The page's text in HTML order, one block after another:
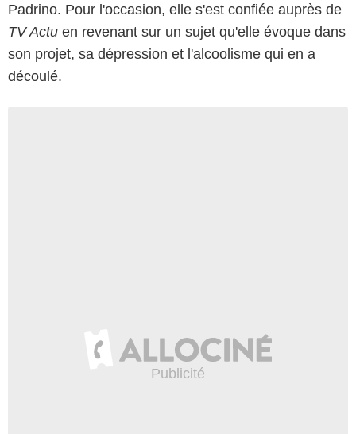
Padrino. Pour l'occasion, elle s'est confiée auprès de
TV Actu en revenant sur un sujet qu'elle évoque dans
son projet, sa dépression et l'alcoolisme qui en a
découlé.